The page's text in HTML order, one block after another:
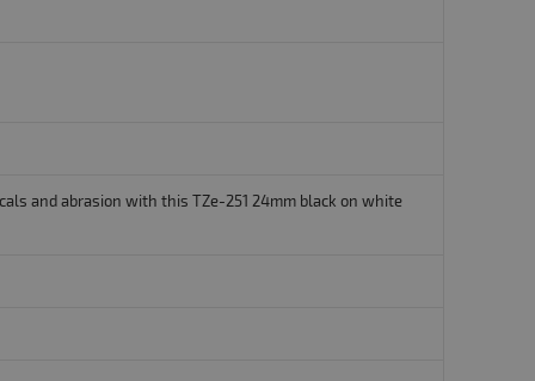
and abrasion with this TZe-251 24mm black on white